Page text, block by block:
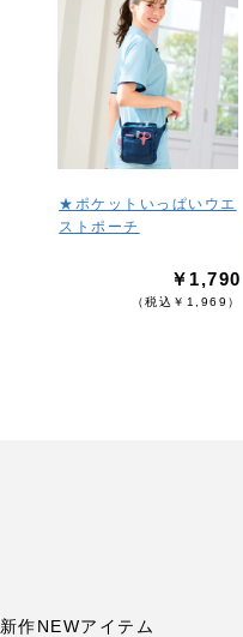
★ポケットいっぱいウエ
ストポーチ
￥1,790
（税込￥1,969）
新作NEWアイテム